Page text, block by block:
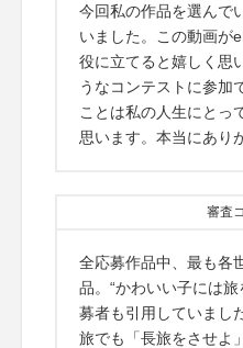
今回私の作品を選んで
いました。この動画が
役に立てると嬉しく思
うなコンテストに参加
ことは私の人生にとっ
思います。本当にあり
審査
全応募作品中、最も各
品。“かわいい子には
募者も引用していまし
旅でも「長旅をさせよ